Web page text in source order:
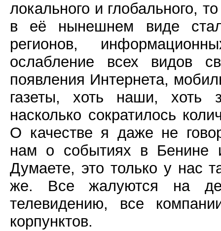
локального и глобального,
в её нынешнем виде
регионов,
ослабление всех видов
появления Интернета,
газеты, хоть наши, хоть
насколько сократилось
О качестве я даже не
нам о событиях в Бенине
Думаете, это только у нас
же. Все жалуются на
телевидению, все
корпунктов.